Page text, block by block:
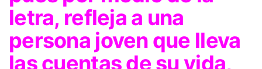
letra, refleja a una
persona joven que lleva
las cuentas de su vida,